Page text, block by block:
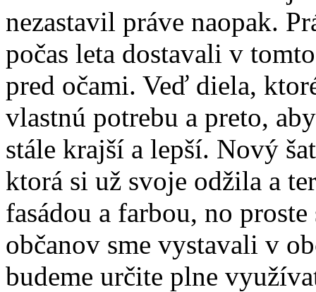
nezastavil práve naopak.
počas leta dostavali v
pred očami. Veď diela,
vlastnú potrebu a preto,
stále krajší a lepší. Nový
ktorá si už svoje odžila a
fasádou a farbou, no
občanov sme vystavali v
budeme určite plne